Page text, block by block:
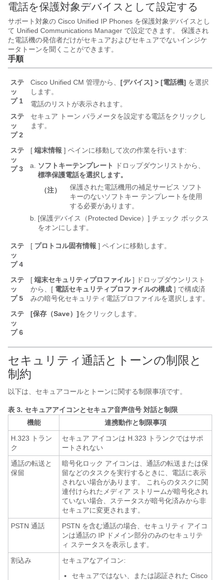
電話を保護対象デバイスとして設定する
サポート対象の Cisco Unified IP Phones を保護対象デバイスとし
て Unified Communications Manager で設定できます。 保護され
た電話機の発信者だけがセキュアおよびセキュアでないインジケ
ータトーンを聞くことができます。
手順
ステ
ッ
プ 1
Cisco Unified CM 管理から、 [デバイス] > [電話機] を選択
します。
電話のリストが表示されます。
ステ
ッ
プ 2
セキュア トーン パラメータを設定する電話をクリックし
ます。
ステ
ッ
プ 3
[ 端末情報 ] ペインに移動して次の作業を行います:
ソフトキーテンプレート
ドロップダウンリストから、
標準保護電話を選択します。
（注）
保護された電話機用の補足サービス ソフト
キーのないソフトキー テンプレートを使用
する必要があります。
[保護デバイス（Protected Device）] チェック ボックス
をオンにします。
ステ
ッ
プ 4
[ プロトコル固有情報 ] ペインに移動します。
ステ
ッ
プ 5
[ 端末セキュリティプロファイル] ドロップダウンリスト
から、[ 電話セキュリティプロファイルの構成 ] で構成済
みの暗号化セキュリティ電話プロファイルを選択します。
ステ
ッ
プ 6
[保存（Save）]をクリックします。
セキュリティ通話とトーンの制限と
制約
以下は、セキュアコールとトーンに関する制限事項です。
表 3. セキュアアイコンとセキュア音声信号 対話と制限
機能
連携動作と制限事項
H.323 トラン
ク
セキュア アイコンは H.323 トランクではサポ
ートされない
通話の転送と
保留
暗号化ロック アイコンは、通話の転送または保
留などのタスクを実行するときに、電話に表示
されない場合があります。 これらのタスクに関
連付けられたメディア ストリームが暗号化され
ていない場合、ステータスが暗号化済みから非
セキュアに変更されます。
PSTN 通話
PSTN を含む通話の場合、セキュリティ アイコ
ンは通話の IP ドメイン部分のみのセキュリテ
ィ ステータスを表示します。
割込み
セキュアなアイコン:
セキュアではない、または認証された Cisco